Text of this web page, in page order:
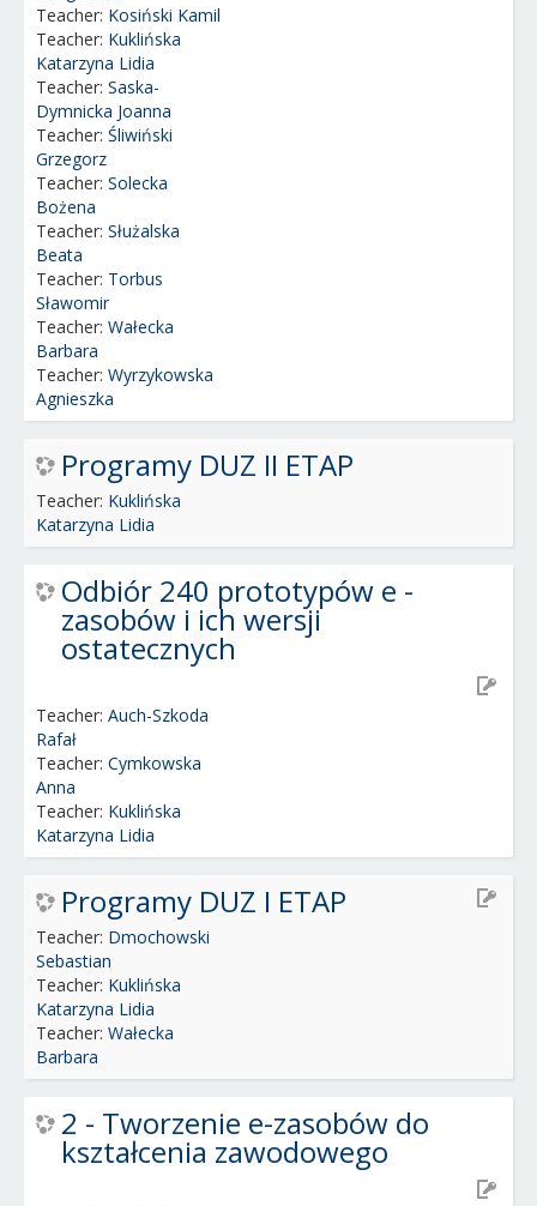
Teacher: Kosiński Kamil
Teacher: Kuklińska
Katarzyna Lidia
Teacher: Saska-
Dymnicka Joanna
Teacher: Śliwiński
Grzegorz
Teacher: Solecka
Bożena
Teacher: Służalska
Beata
Teacher: Torbus
Sławomir
Teacher: Wałecka
Barbara
Teacher: Wyrzykowska
Agnieszka
Programy DUZ II ETAP
Teacher: Kuklińska
Katarzyna Lidia
Odbiór 240 prototypów e -
zasobów i ich wersji
ostatecznych
Teacher: Auch-Szkoda
Rafał
Teacher: Cymkowska
Anna
Teacher: Kuklińska
Katarzyna Lidia
Programy DUZ I ETAP
Teacher: Dmochowski
Sebastian
Teacher: Kuklińska
Katarzyna Lidia
Teacher: Wałecka
Barbara
2 - Tworzenie e-zasobów do
kształcenia zawodowego